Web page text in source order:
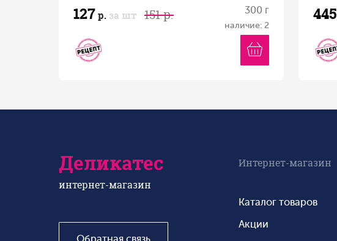
127р. за шт 151 р. 300 г
наличие: 2
445
Деликатес
интернет-магазин
Интернет-магазин
Каталог товаров
Акции